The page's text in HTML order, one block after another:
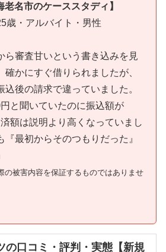
名市のケーススタディ】
歳・アルバイト・男性
ら審査甘いという書き込みを見
確かにすぐ借りられましたが、
後の請求で違っていました。
と聞いていたのに振込額が
額は説明より高くなっていまし
『最初からそのつもりだった』
の被害内容を保証するものではありませ
の口コミ・評判・実態【新規